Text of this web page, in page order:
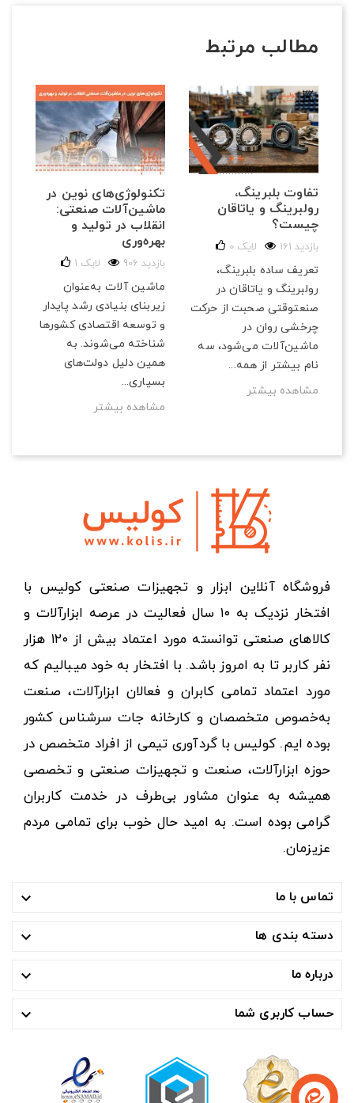
مطالب مرتبط
تکنولوژی‌های نوین در
ماشین‌آلات صنعتی:
انقلاب در تولید و
بهره‌وری
906 بازدید 1 لایک
ماشین آلات به‌عنوان
زیربنای بنیادی رشد پایدار
و توسعه اقتصادی کشورها
شناخته می‌شوند. به
همین دلیل دولت‌های
بسیاری...
مشاهده بیشتر
تفاوت بلبرینگ،
رولبرینگ و یاتاقان
چیست؟
161 بازدید 0 لایک
تعریف ساده بلبرینگ،
رولبرینگ و یاتاقان در
صنعتوقتی صحبت از حرکت
چرخشی روان در
ماشین‌آلات می‌شود، سه
نام بیشتر از همه...
مشاهده بیشتر
فروشگاه آنلاین ابزار و تجهیزات صنعتی کولیس با
افتخار نزدیک به ۱۰ سال فعالیت در عرصه ابزارآلات و
کالاهای صنعتی توانسته مورد اعتماد بیش از ۱۲۰ هزار
نفر کاربر تا به امروز باشد. با افتخار به خود میبالیم که
مورد اعتماد تمامی کابران و فعالان ابزارآلات، صنعت
به‌خصوص متخصصان و کارخانه جات سرشناس کشور
بوده ایم. کولیس با گردآوری تیمی از افراد متخصص در
حوزه ابزارآلات، صنعت و تجهیزات صنعتی و تخصصی
همیشه به عنوان مشاور بی‌طرف در خدمت کاربران
گرامی بوده است. به امید حال خوب برای تمامی مردم
عزیزمان.
تماس با ما 
دسته بندی ها 
درباره ما 
حساب کاربری شما 